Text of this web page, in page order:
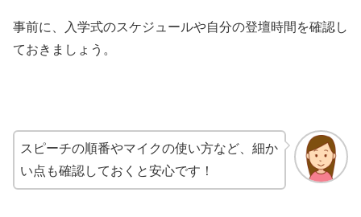
事前に、入学式のスケジュールや自分の登壇時間を確認し
ておきましょう。
スピーチの順番やマイクの使い方など、細か
い点も確認しておくと安心です！